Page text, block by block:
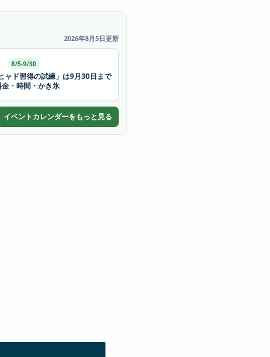
2026年8月5日更新
8/5-9/30
ャド習得の試練」は9月30日まで
金・時間・かき氷
イベントカレンダーをもっと見る